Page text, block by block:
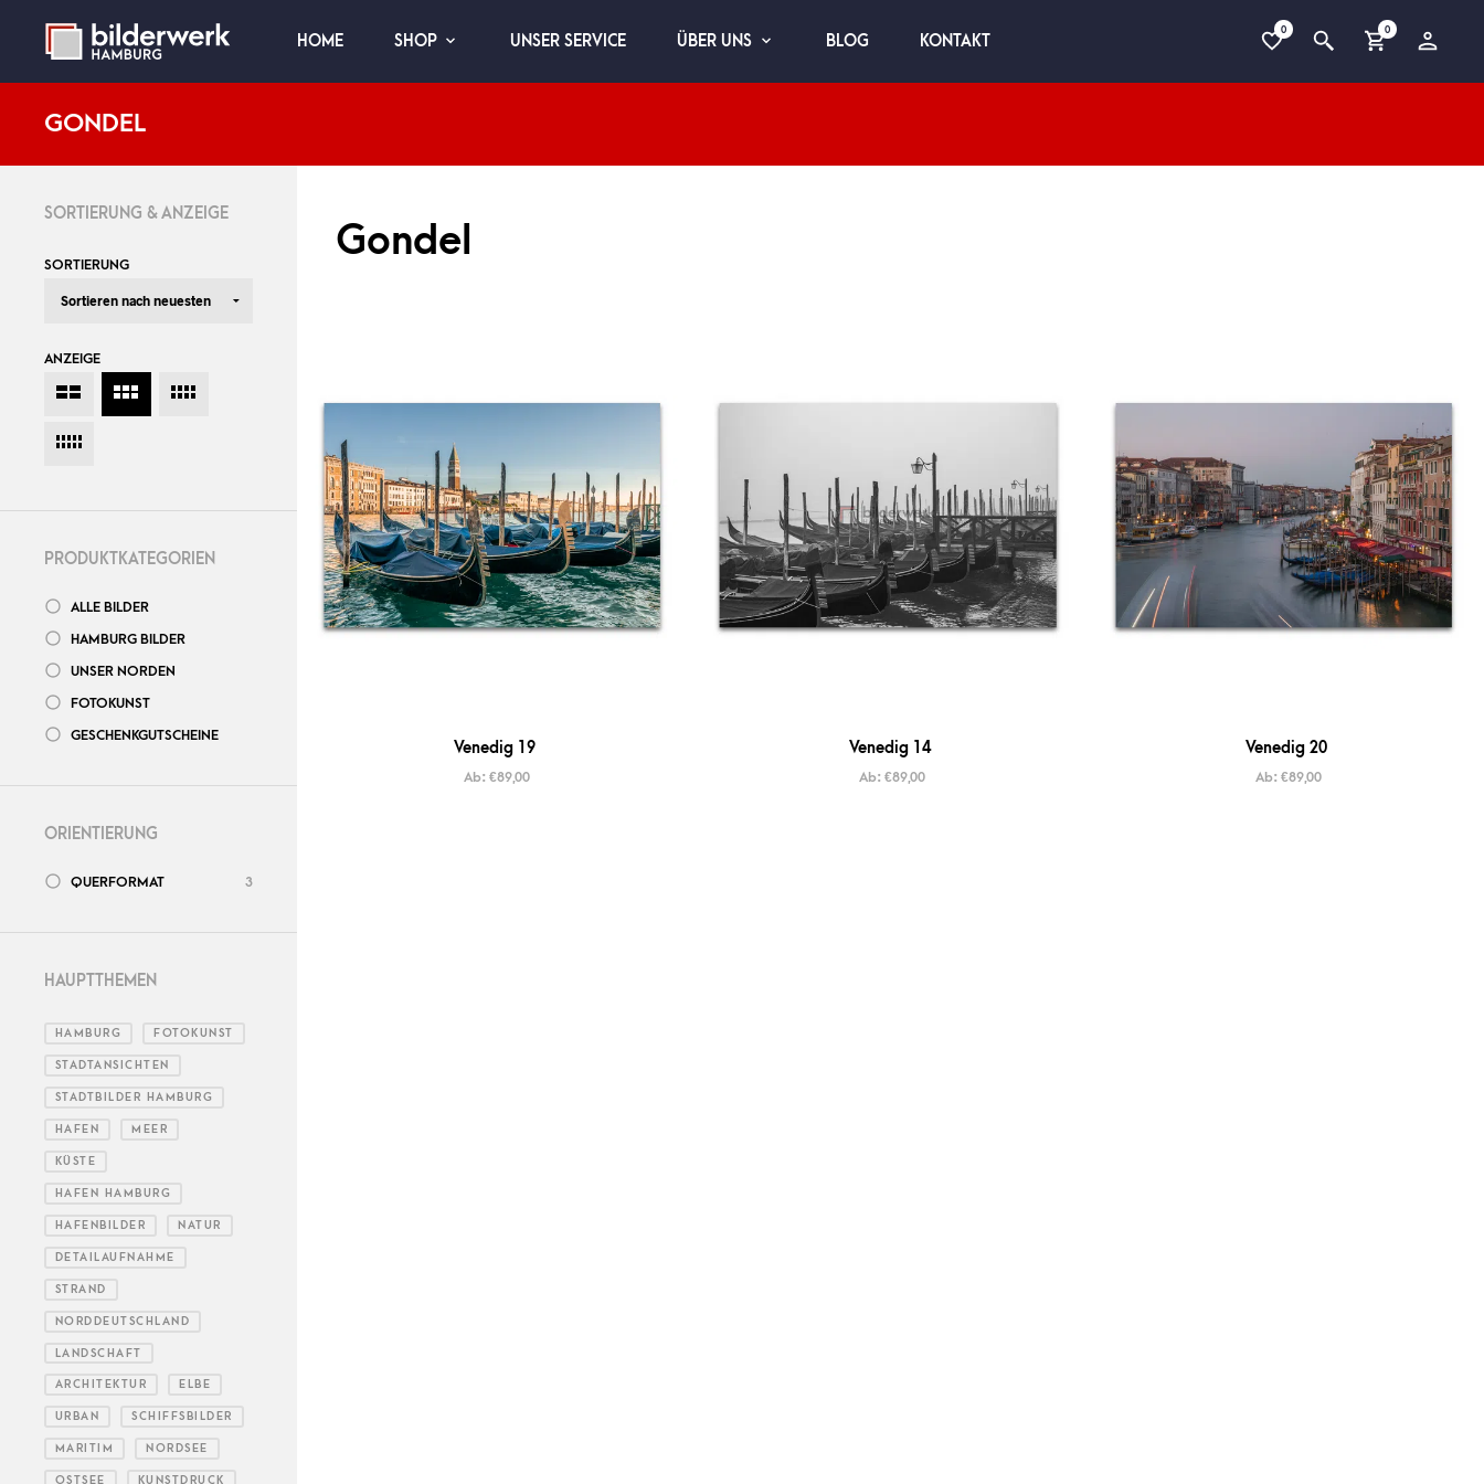
HOME SHOP UNSER SERVICE ÜBER UNS BLOG KONTAKT
0 0
GONDEL
Gondel
Venedig 19
Ab: €89,00
Venedig 14
Ab:€89,00
Venedig 20
Ab: €89,00
SORTIERUNG & ANZEIGE
SORTIERUNG
ANZEIGE
PRODUKTKATEGORIEN
ALLE BILDER
HAMBURG BILDER
UNSER NORDEN
FOTOKUNST
GESCHENKGUTSCHEINE
ORIENTIERUNG
QUERFORMAT 3
HAUPTTHEMEN
HAMBURG FOTOKUNST
STADTANSICHTEN
STADTBILDER HAMBURG
HAFEN MEER
KÜSTE
HAFEN HAMBURG
HAFENBILDER NATUR
DETAILAUFNAHME
STRAND
NORDDEUTSCHLAND
LANDSCHAFT
ARCHITEKTUR ELBE
URBAN SCHIFFSBILDER
MARITIM NORDSEE
OSTSEE KUNSTDRUCK